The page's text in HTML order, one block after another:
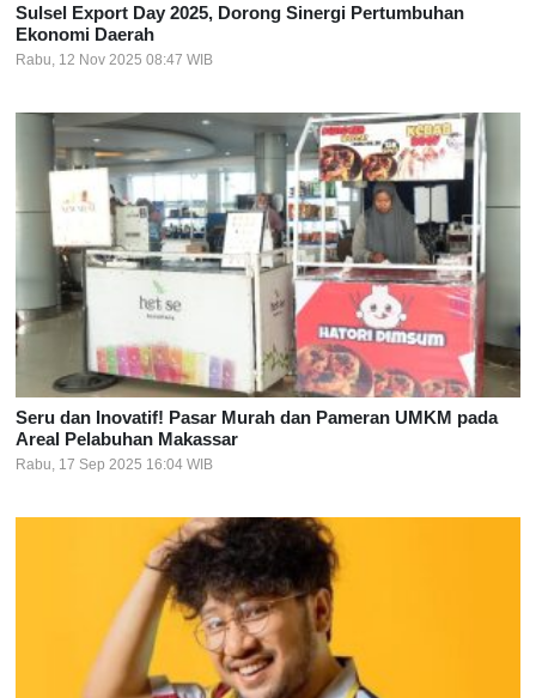
Sulsel Export Day 2025, Dorong Sinergi Pertumbuhan
Ekonomi Daerah
Rabu, 12 Nov 2025 08:47 WIB
Seru dan Inovatif! Pasar Murah dan Pameran UMKM pada
Areal Pelabuhan Makassar
Rabu, 17 Sep 2025 16:04 WIB